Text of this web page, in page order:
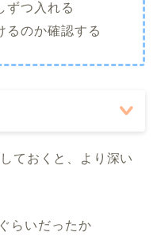
ずつ入れる
るのか確認する
ておくと、より深い
らいだったか